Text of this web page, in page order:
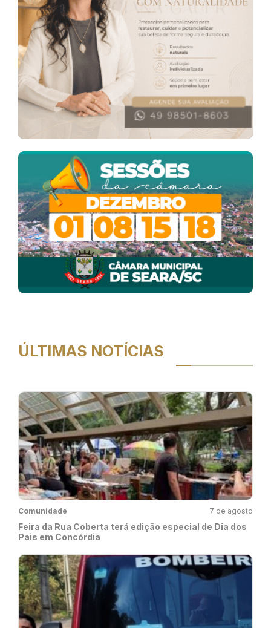
ÚLTIMAS NOTÍCIAS
Comunidade 7 de agosto
Feira da Rua Coberta terá edição especial de Dia dos
Pais em Concórdia